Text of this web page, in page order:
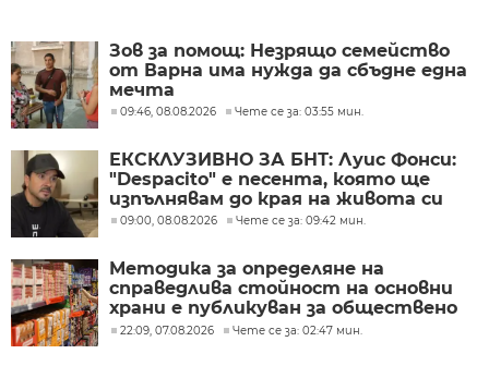
Зов за помощ: Незрящо семейство
от Варна има нужда да сбъдне една
мечта
09:46, 08.08.2026 Чете се за: 03:55 мин.
ЕКСКЛУЗИВНО ЗА БНТ: Луис Фонси:
"Despacito" е песента, която ще
изпълнявам до края на живота си
09:00, 08.08.2026 Чете се за: 09:42 мин.
Методика за определяне на
справедлива стойност на основни
храни е публикуван за обществено
обсъждане
22:09, 07.08.2026 Чете се за: 02:47 мин.